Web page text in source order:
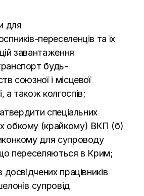
для
переселенців та їх
завантаження
будь-
союзної і місцевої
а також колгоспів;
спеціальних
обкому (крайкому) ВКП (б)
для супроводу
переселяються в Крим;
досвідчених працівників
супровід